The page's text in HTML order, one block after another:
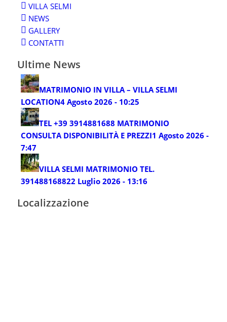
VILLA SELMI
NEWS
GALLERY
CONTATTI
Ultime News
MATRIMONIO IN VILLA – VILLA SELMI
LOCATION4 Agosto 2026 - 10:25
TEL +39 3914881688 MATRIMONIO
CONSULTA DISPONIBILITÀ E PREZZI1 Agosto 2026 -
7:47
VILLA SELMI MATRIMONIO TEL.
391488168822 Luglio 2026 - 13:16
Localizzazione